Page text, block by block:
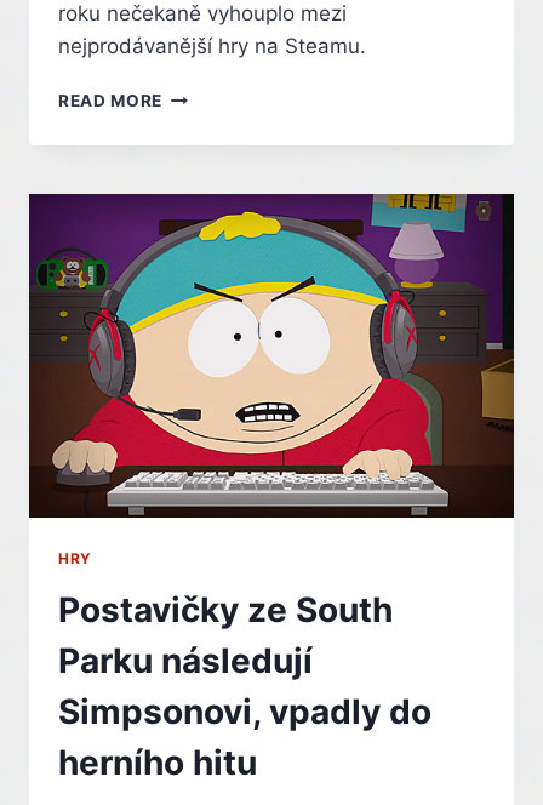
roku nečekaně vyhouplo mezi
nejprodávanější hry na Steamu.
READ MORE NĚKOLIK
STARÝ
FI
HIT
NAJEDNOU
MILION
KOPIÍ
DVA
HRY
Postavičky ze South
Parku následují
Simpsonovi, vpadly do
herního hitu